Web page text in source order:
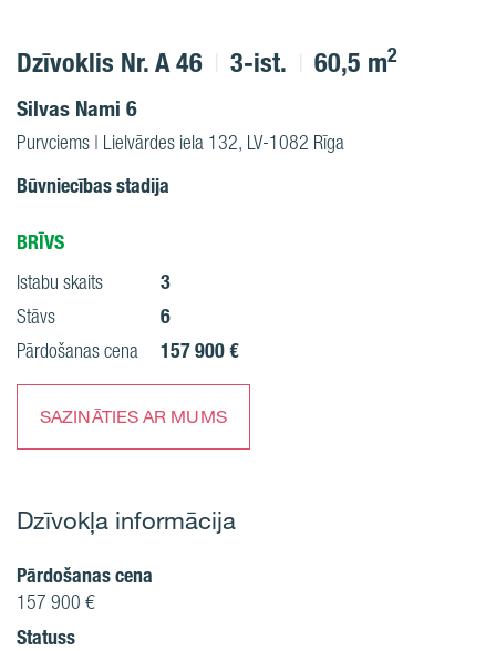
Dzīvoklis Nr. A 46 3-ist. 60,5 m2
Silvas Nami 6
Purvciems | Lielvārdes iela 132, LV-1082 Rīga
Būvniecības stadija
BRĪVS
Istabu skaits 3
Stāvs 6
Pārdošanas cena 157 900 €
SAZINĀTIES AR MUMS
Dzīvokļa informācija
Pārdošanas cena
157 900 €
Statuss